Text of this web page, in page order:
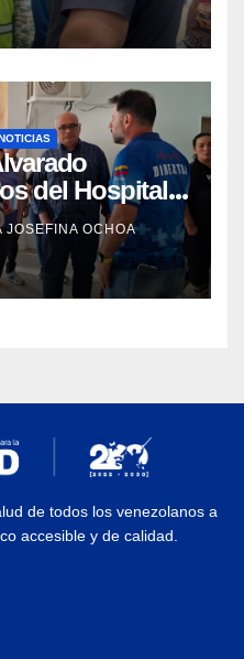
NOTICIAS
del Hospital
Vegas
JOSEFINA OCHOA
de todos los venezolanos a
accesible y de calidad.